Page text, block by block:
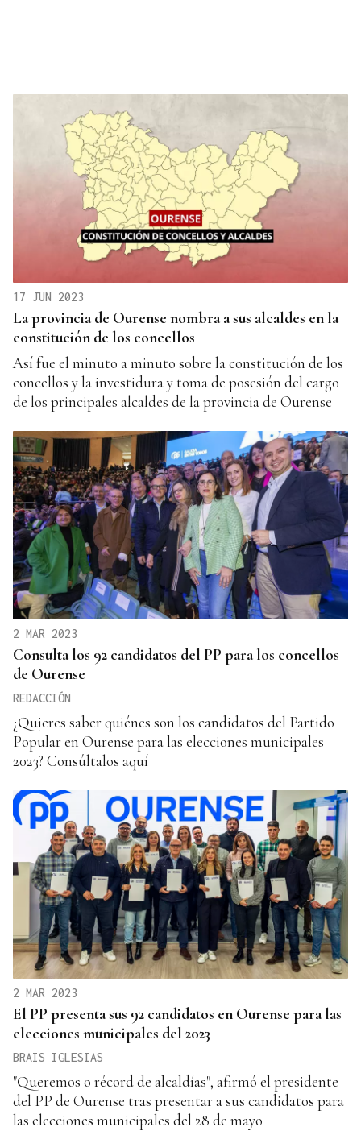
17 JUN 2023
La provincia de Ourense nombra a sus alcaldes en la
constitución de los concellos
Así fue el minuto a minuto sobre la constitución de los
concellos y la investidura y toma de posesión del cargo
de los principales alcaldes de la provincia de Ourense
2 MAR 2023
Consulta los 92 candidatos del PP para los concellos
de Ourense
REDACCIÓN
¿Quieres saber quiénes son los candidatos del Partido
Popular en Ourense para las elecciones municipales
2023? Consúltalos aquí
2 MAR 2023
El PP presenta sus 92 candidatos en Ourense para las
elecciones municipales del 2023
BRAIS IGLESIAS
"Queremos o récord de alcaldías", afirmó el presidente
del PP de Ourense tras presentar a sus candidatos para
las elecciones municipales del 28 de mayo